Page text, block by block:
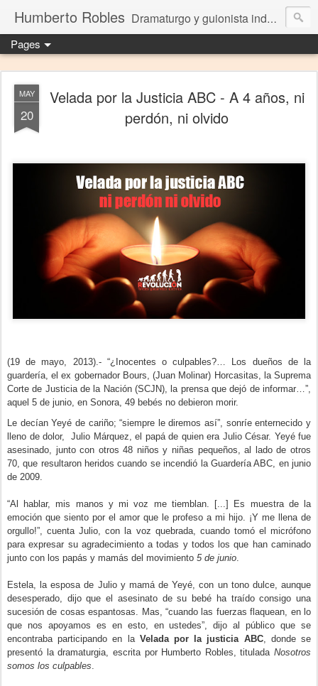
Humberto Robles Dramaturgo y guionista independiente
Pages
MAY
20
Velada por la Justicia ABC - A 4 años, ni
perdón, ni olvido
(19 de mayo, 2013).- “¿Inocentes o culpables?… Los dueños de la
guardería, el ex gobernador Bours, (Juan Molinar) Horcasitas, la Suprema
Corte de Justicia de la Nación (SCJN), la prensa que dejó de informar…”,
aquel 5 de junio, en Sonora, 49 bebés no debieron morir.
Le decían Yeyé de cariño; “siempre le diremos así”, sonríe enternecido y
lleno de dolor, Julio Márquez, el papá de quien era Julio César. Yeyé fue
asesinado, junto con otros 48 niños y niñas pequeños, al lado de otros
70, que resultaron heridos cuando se incendió la Guardería ABC, en junio
de 2009.
“Al hablar, mis manos y mi voz me tiemblan. [...] Es muestra de la
emoción que siento por el amor que le profeso a mi hijo. ¡Y me llena de
orgullo!”, cuenta Julio, con la voz quebrada, cuando tomó el micrófono
para expresar su agradecimiento a todas y todos los que han caminado
junto con los papás y mamás del movimiento 5 de junio
Estela, la esposa de Julio y mamá de Yeyé, con un tono dulce, aunque
desesperado, dijo que el asesinato de su bebé ha traído consigo una
sucesión de cosas espantosas. Mas, “cuando las fuerzas flaquean, en lo
que nos apoyamos es en esto, en ustedes”, dijo al público que se
encontraba participando en la Velada por la justicia ABC, donde se
presentó la dramaturgia, escrita por Humberto Robles, titulada Nosotros
somos los culpables